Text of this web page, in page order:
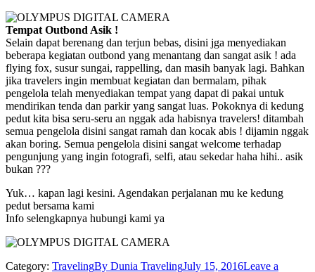
Tempat Outbond Asik !
Selain dapat berenang dan terjun bebas, disini jga menyediakan
beberapa kegiatan outbond yang menantang dan sangat asik ! ada
flying fox, susur sungai, rappelling, dan masih banyak lagi. Bahkan
jika travelers ingin membuat kegiatan dan bermalam, pihak
pengelola telah menyediakan tempat yang dapat di pakai untuk
mendirikan tenda dan parkir yang sangat luas. Pokoknya di kedung
pedut kita bisa seru-seru an nggak ada habisnya travelers! ditambah
semua pengelola disini sangat ramah dan kocak abis ! dijamin nggak
akan boring. Semua pengelola disini sangat welcome terhadap
pengunjung yang ingin fotografi, selfi, atau sekedar haha hihi.. asik
bukan ???
Yuk… kapan lagi kesini. Agendakan perjalanan mu ke kedung
pedut bersama kami
Info selengkapnya hubungi kami ya
Category: TravelingBy Dunia TravelingJuly 15, 2016Leave a